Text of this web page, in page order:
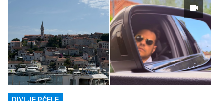
DIVLJE PČELE